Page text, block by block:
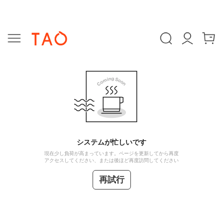
システムが忙しいです
現在少し負荷が高まっています。ページを更新してから再度
アクセスしてください、または後ほど再度訪問してください
再試行